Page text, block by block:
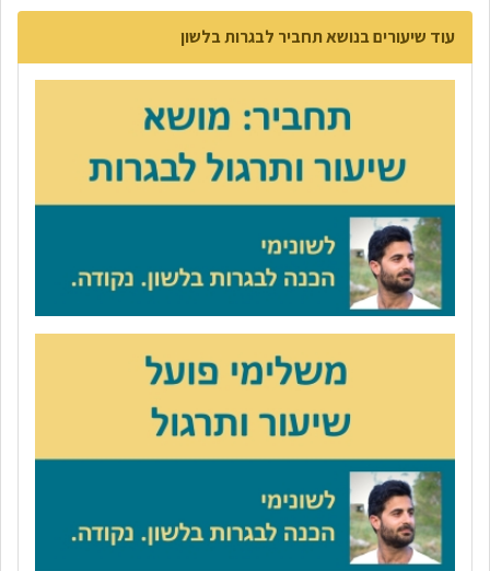
עוד שיעורים בנושא תחביר לבגרות בלשון